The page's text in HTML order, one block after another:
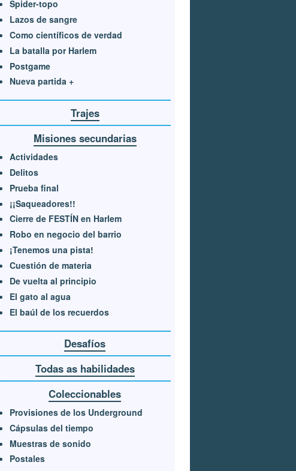
Spider-topo
Lazos de sangre
Como científicos de verdad
La batalla por Harlem
Postgame
Nueva partida +
Trajes
Misiones secundarias
Actividades
Delitos
Prueba final
¡¡Saqueadores!!
Cierre de FESTÍN en Harlem
Robo en negocio del barrio
¡Tenemos una pista!
Cuestión de materia
De vuelta al principio
El gato al agua
El baúl de los recuerdos
Desafíos
Todas as habilidades
Coleccionables
Provisiones de los Underground
Cápsulas del tiempo
Muestras de sonido
Postales